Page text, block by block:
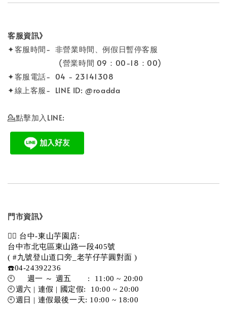
客服資訊》
✦客服時間- 非營業時間、例假日暫停客服
(營業時間 09：00-18：00)
✦客服電話- 04 - 23141308
✦線上客服- LINE ID: @roadda
💁點擊加入LINE:
門市資訊》
💁‍♀️ 台中-東山芋園店:
台中市北屯區東山路一段405號
( #九號登山道口旁_老芋仔芋圓對面 )
☎️04-24392236
🕙     週一 ～ 週五       :  11:00 ~ 20:00
🕙週六 | 連假 | 國定假:  10:00 ~ 20:00
🕙週日 | 連假最後一天: 10:00 ~ 18:00